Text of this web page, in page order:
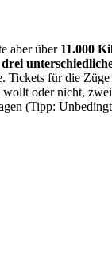
aber über 11.000
drei
Tickets für die
oder nicht,
(Tipp: